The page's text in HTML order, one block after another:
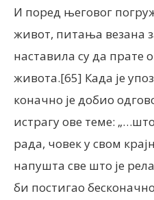
И поред његовог
живот, питања везана
наставила су да прате
живота.[65] Када је
коначно је добио
истрагу ове теме:
рада, човек у свом
напушта све што је
би постигао